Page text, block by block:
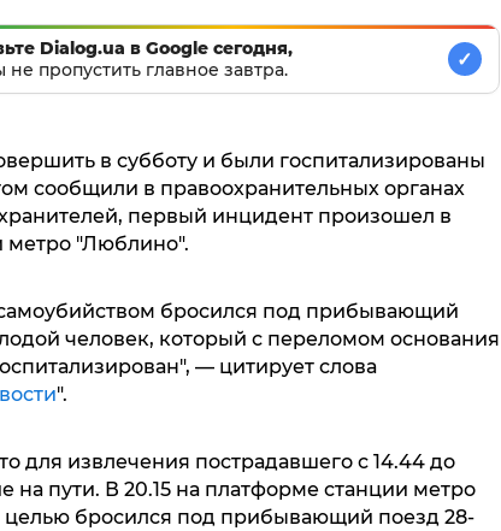
Dialog.ua в Google сегодня,
не пропустить главное завтра.
✓
в субботу и были госпитализированы
сообщили в правоохранительных органах
первый инцидент произошел в
метро "Люблино".
бросился под прибывающий
человек, который с переломом основания
— цитирует слова
".
для извлечения пострадавшего с 14.44 до
на пути. В 20.15 на платформе станции метро
целью бросился под прибывающий поезд 28-